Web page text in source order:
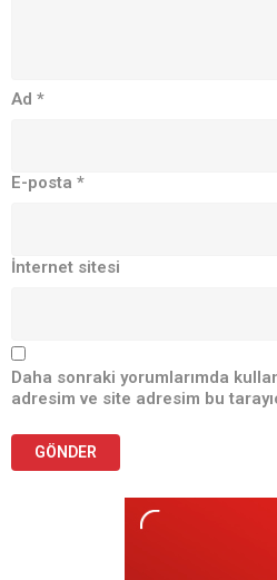
Ad *
E-posta *
İnternet sitesi
Daha sonraki yorumlarımda
adresim ve site adresim bu